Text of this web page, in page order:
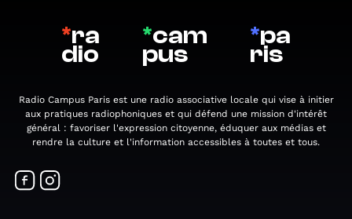
*ra
dio
*cam
pus
*pa
ris
Radio Campus Paris est une radio associative locale qui vise à initier
aux pratiques radiophoniques et qui défend une mission d'intérêt
général : favoriser l'expression citoyenne, éduquer aux médias et
rendre la culture et l'information accessibles à toutes et tous.